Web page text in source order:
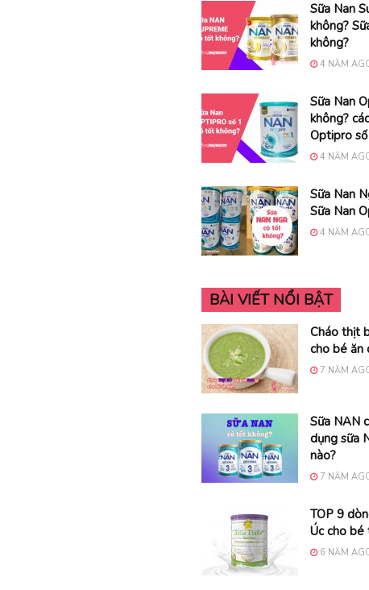
Sữa Nan
không?
không?
4 NĂM
Sữa Nan
không?
Optipro
4 NĂM
Sữa Nan
Sữa Nan
4 NĂM
BÀI VIẾT NỔI BẬT
Cháo thịt
cho bé ăn
7 NĂM
Sữa NAN
dụng sữa
nào?
7 NĂM
TOP 9
Úc cho bé
6 NĂM